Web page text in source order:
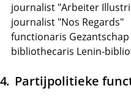
journalist "Arbeiter
journalist "Nos Regards"
functionaris
bibliothecaris Lenin-
Partijpolitieke